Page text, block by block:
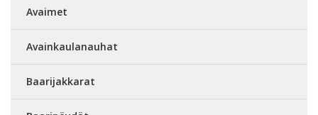
Avaimet
Avainkaulanauhat
Baarijakkarat